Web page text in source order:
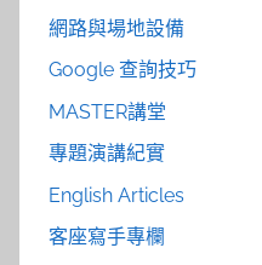
網路與場地設備
Google 查詢技巧
MASTER講堂
專題演講紀實
English Articles
客座寫手專欄